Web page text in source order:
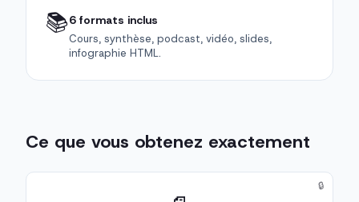
📚6 formats inclus
Cours, synthèse, podcast, vidéo, slides,
infographie HTML.
Ce que vous obtenez exactement
🔒